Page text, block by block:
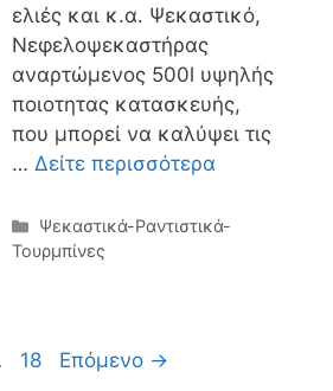
ελιές και κ.α. Ψεκαστικό,
Νεφελοψεκαστήρας
αναρτώμενος 500l υψηλής
ποιοτητας κατασκευής,
που μπορεί να καλύψει τις
… Δείτε περισσότερα
Κατηγορίες
Ψεκαστικά-Ραντιστικά-
Τουρμπίνες
Σελίδα
18 Επόμενο →